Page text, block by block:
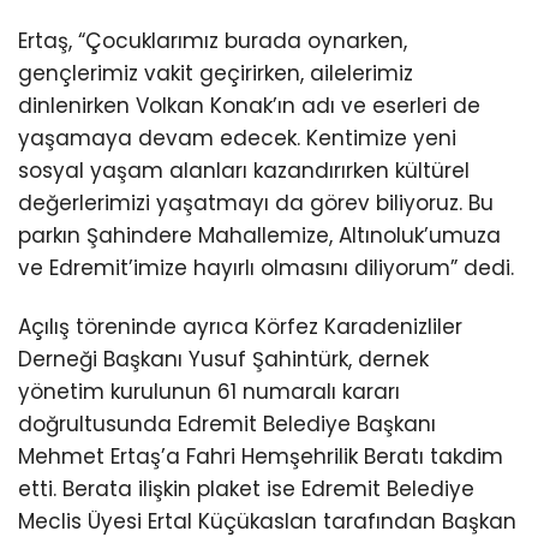
Ertaş, “Çocuklarımız burada oynarken,
gençlerimiz vakit geçirirken, ailelerimiz
dinlenirken Volkan Konak’ın adı ve eserleri de
yaşamaya devam edecek. Kentimize yeni
sosyal yaşam alanları kazandırırken kültürel
değerlerimizi yaşatmayı da görev biliyoruz. Bu
parkın Şahindere Mahallemize, Altınoluk’umuza
ve Edremit’imize hayırlı olmasını diliyorum” dedi.
Açılış töreninde ayrıca Körfez Karadenizliler
Derneği Başkanı Yusuf Şahintürk, dernek
yönetim kurulunun 61 numaralı kararı
doğrultusunda Edremit Belediye Başkanı
Mehmet Ertaş’a Fahri Hemşehrilik Beratı takdim
etti. Berata ilişkin plaket ise Edremit Belediye
Meclis Üyesi Ertal Küçükaslan tarafından Başkan